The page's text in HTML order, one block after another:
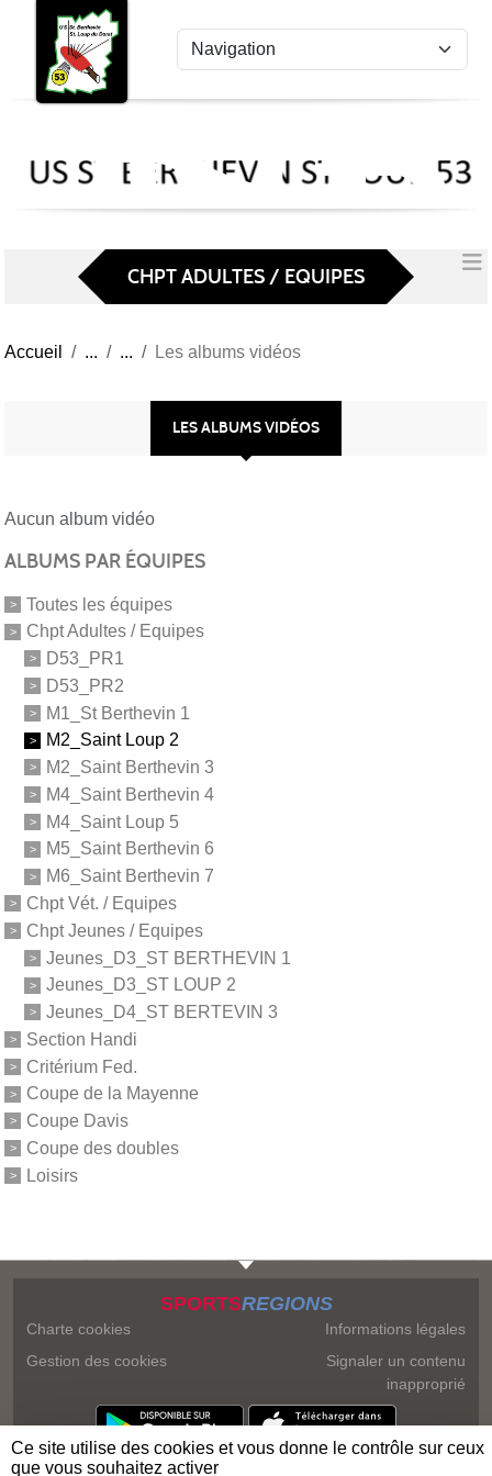
US
St
53
CHPT ADULTES / EQUIPES
Accueil Les albums vidéos
LES ALBUMS VIDÉOS
Aucun album vidéo
ALBUMS PAR ÉQUIPES
Toutes les équipes
Chpt Adultes / Equipes
D53_PR1
D53_PR2
M1_St Berthevin 1
M2_Saint Loup 2
M2_Saint Berthevin 3
M4_Saint Berthevin 4
M4_Saint Loup 5
M5_Saint Berthevin 6
M6_Saint Berthevin 7
Chpt Vét. / Equipes
Chpt Jeunes / Equipes
Jeunes_D3_ST BERTHEVIN 1
Jeunes_D3_ST LOUP 2
Jeunes_D4_ST BERTEVIN 3
Section Handi
Critérium Fed.
Coupe de la Mayenne
Coupe Davis
Coupe des doubles
Loisirs
SPORTSREGIONS
Charte cookies
Gestion des cookies
Informations légales
Signaler un contenu
inapproprié
Panneau de gestion des cookies
Ce site utilise des cookies et vous donne le contrôle sur ceux
que vous souhaitez activer